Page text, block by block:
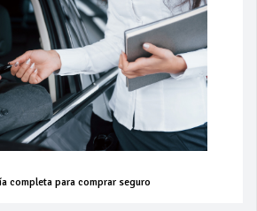
completa para comprar seguro